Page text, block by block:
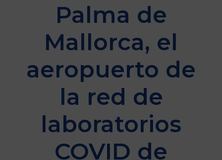
Palma de
Mallorca, el
aeropuerto de
la red de
laboratorios
COVID de